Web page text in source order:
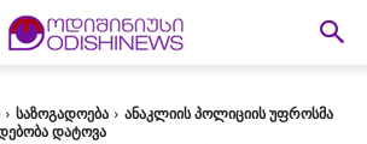
საზოგადოება
ანაკლიის პოლიციის უფროსმა
დატოვა